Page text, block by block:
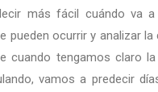
más fácil cuándo va a
pueden ocurrir y analizar la
cuando tengamos claro
vamos a predecir